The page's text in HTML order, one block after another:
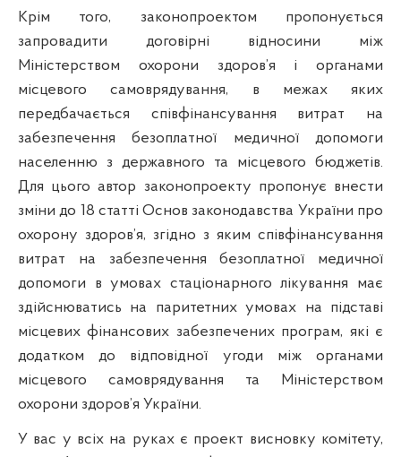
Крім того, законопроектом пропонується
запровадити договірні відносини між
Міністерством охорони здоров’я і органами
місцевого самоврядування, в межах яких
передбачається співфінансування витрат на
забезпечення безоплатної медичної допомоги
населенню з державного та місцевого бюджетів.
Для цього автор законопроекту пропонує внести
зміни до 18 статті Основ законодавства України про
охорону здоров’я, згідно з яким співфінансування
витрат на забезпечення безоплатної медичної
допомоги в умовах стаціонарного лікування має
здійснюватись на паритетних умовах на підставі
місцевих фінансових забезпечених програм, які є
додатком до відповідної угоди між органами
місцевого самоврядування та Міністерством
охорони здоров’я України.
У вас у всіх на руках є проект висновку комітету,